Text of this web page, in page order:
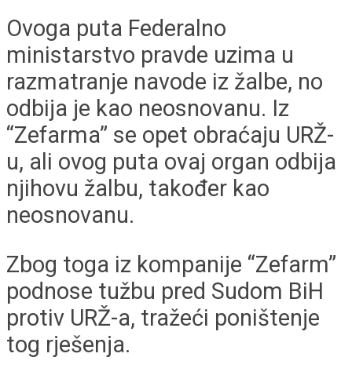
Ovoga puta Federalno
ministarstvo pravde uzima u
razmatranje navode iz žalbe, no
odbija je kao neosnovanu. Iz
“Zefarma” se opet obraćaju URŽ-
u, ali ovog puta ovaj organ odbija
njihovu žalbu, također kao
neosnovanu.
Zbog toga iz kompanije “Zefarm”
podnose tužbu pred Sudom BiH
protiv URŽ-a, tražeći poništenje
tog rješenja.